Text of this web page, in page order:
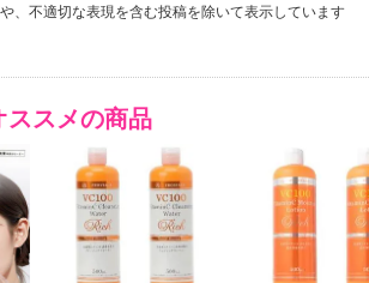
布にもうれしい！！
ているので安心・安全のリーリングです。
ンC誘導体(APPS)は高い浸透力で低刺激
C誘導体の100倍ともいわれます。
いる肌にも有効とされています。
！（APPS)さらに酸化しづらい安定ビタミンC
、不適切な表現を含む投稿を除いて表示しています
ススメの商品